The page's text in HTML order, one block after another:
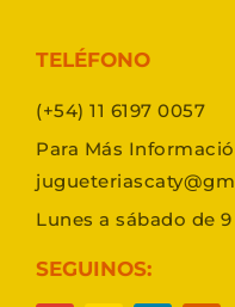
TELÉFONO
(+54) 11 6197 0057
Para Más
Lunes a sábado de
SEGUINOS: